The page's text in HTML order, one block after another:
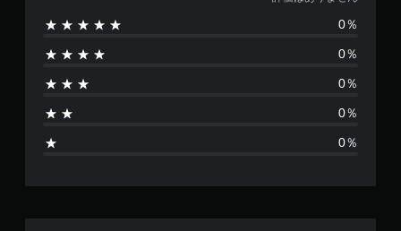
は
あ
ま
0％
0％
0％
0％
0％